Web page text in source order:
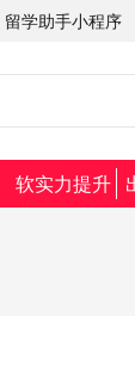
留学助手小程序
软实力提升